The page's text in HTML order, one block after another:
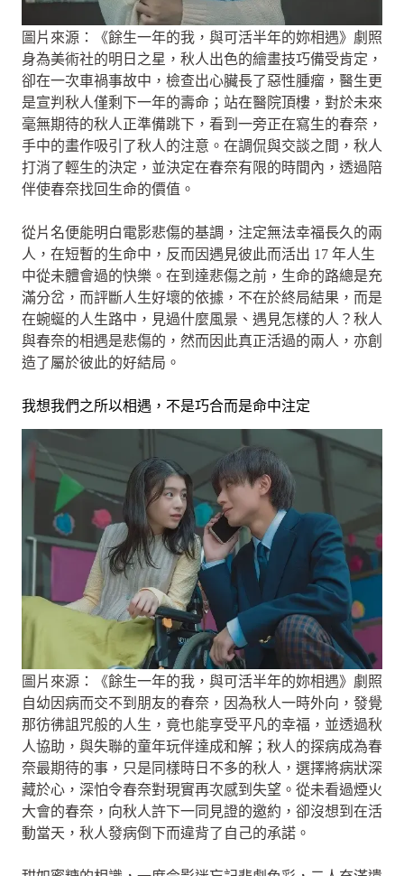
圖片來源：《餘生一年的我，與可活半年的妳相遇》劇照
身為美術社的明日之星，秋人出色的繪畫技巧備受肯定，
卻在一次車禍事故中，檢查出心臟長了惡性腫瘤，醫生更
是宣判秋人僅剩下一年的壽命；站在醫院頂樓，對於未來
毫無期待的秋人正準備跳下，看到一旁正在寫生的春奈，
手中的畫作吸引了秋人的注意。在調侃與交談之間，秋人
打消了輕生的決定，並決定在春奈有限的時間內，透過陪
伴使春奈找回生命的價值。
從片名便能明白電影悲傷的基調，注定無法幸福長久的兩
人，在短暫的生命中，反而因遇見彼此而活出 17 年人生
中從未體會過的快樂。在到達悲傷之前，生命的路總是充
滿分岔，而評斷人生好壞的依據，不在於終局結果，而是
在蜿蜒的人生路中，見過什麼風景、遇見怎樣的人？秋人
與春奈的相遇是悲傷的，然而因此真正活過的兩人，亦創
造了屬於彼此的好結局。
我想我們之所以相遇，不是巧合而是命中注定
圖片來源：《餘生一年的我，與可活半年的妳相遇》劇照
自幼因病而交不到朋友的春奈，因為秋人一時外向，發覺
那彷彿詛咒般的人生，竟也能享受平凡的幸福，並透過秋
人協助，與失聯的童年玩伴達成和解；秋人的探病成為春
奈最期待的事，只是同樣時日不多的秋人，選擇將病狀深
藏於心，深怕令春奈對現實再次感到失望。從未看過煙火
大會的春奈，向秋人許下一同見證的邀約，卻沒想到在活
動當天，秋人發病倒下而違背了自己的承諾。